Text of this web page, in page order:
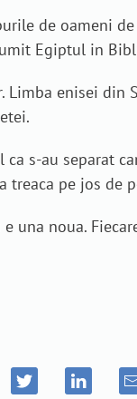
de oameni
Egiptul in
enisei din
s-au separat
treaca pe jos de
noua.